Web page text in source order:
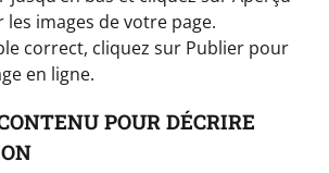
images de votre page.
correct, cliquez sur Publier pour
en ligne.
POUR DÉCRIRE